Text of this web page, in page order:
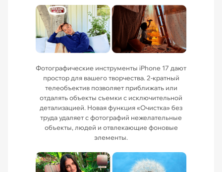
Фотографические инструменты iPhone 17 дают
простор для вашего творчества. 2-кратный
телеобъектив позволяет приближать или
отдалять объекты съемки с исключительной
детализацией. Новая функция «Очистка» без
труда удаляет с фотографий нежелательные
объекты, людей и отвлекающие фоновые
элементы.